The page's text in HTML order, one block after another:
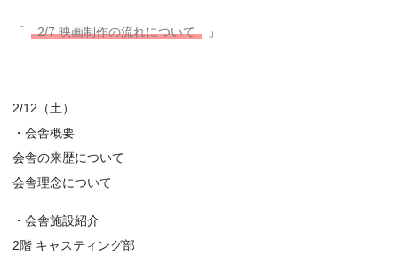
「 2/7 映画制作の流れについて 」
2/12（土）
・会舎概要
会舎の来歴について
会舎理念について
・会舎施設紹介
2階 キャスティング部